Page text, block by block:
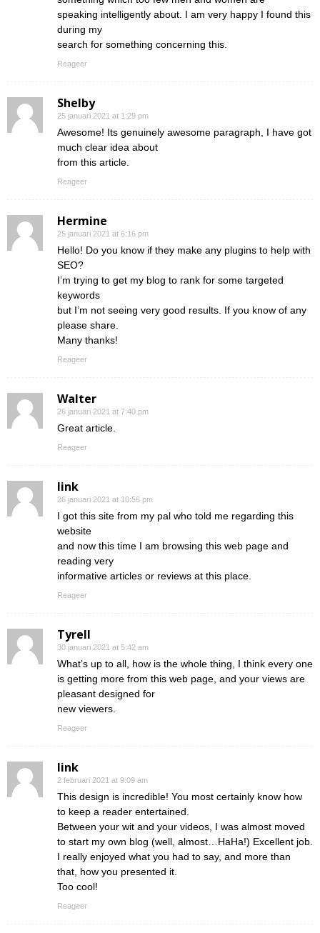
speaking intelligently about. I am very happy I found this
during my
search for something concerning this.
Reageer
Shelby
25 januari 2021 at 1:29 pm
Awesome! Its genuinely awesome paragraph, I have got
much clear idea about
from this article.
Reageer
Hermine
25 januari 2021 at 6:16 pm
Hello! Do you know if they make any plugins to help with
SEO?
I’m trying to get my blog to rank for some targeted
keywords
but I’m not seeing very good results. If you know of any
please share.
Many thanks!
Reageer
Walter
26 januari 2021 at 7:40 pm
Great article.
Reageer
link
26 januari 2021 at 10:56 pm
I got this site from my pal who told me regarding this
website
and now this time I am browsing this web page and
reading very
informative articles or reviews at this place.
Reageer
Tyrell
30 januari 2021 at 5:42 am
What’s up to all, how is the whole thing, I think every one
is getting more from this web page, and your views are
pleasant designed for
new viewers.
Reageer
link
2 februari 2021 at 9:09 am
This design is incredible! You most certainly know how
to keep a reader entertained.
Between your wit and your videos, I was almost moved
to start my own blog (well, almost…HaHa!) Excellent job.
I really enjoyed what you had to say, and more than
that, how you presented it.
Too cool!
Reageer